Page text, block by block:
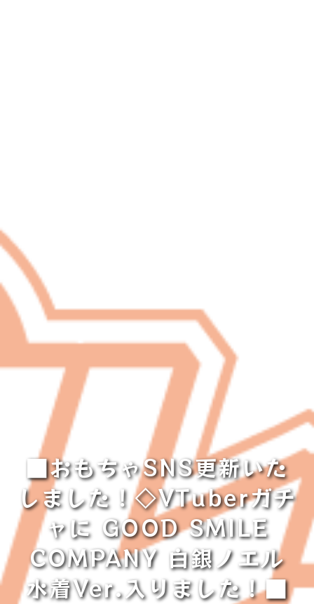
■おもちゃSNS更新いた
しました！◇VTuberガチ
ャに GOOD SMILE
COMPANY 白銀ノエル
水着Ver.入りました！■